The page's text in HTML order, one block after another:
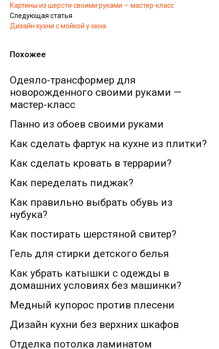
Картины из шерсти своими руками — мастер-класс
Следующая статья
Дизайн кухни с мойкой у окна
Похожее
Одеяло-трансформер для
новорожденного своими руками —
мастер-класс
Панно из обоев своими руками
Как сделать фартук на кухне из плитки?
Как сделать кровать в террарии?
Как переделать пиджак?
Как правильно выбрать обувь из
нубука?
Как постирать шерстяной свитер?
Гель для стирки детского белья
Как убрать катышки с одежды в
домашних условиях без машинки?
Медный купорос против плесени
Дизайн кухни без верхних шкафов
Отделка потолка ламинатом